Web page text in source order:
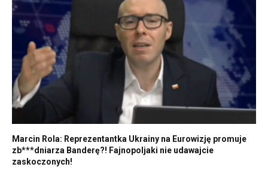
Marcin Rola: Reprezentantka Ukrainy na Eurowizję promuje
zb***dniarza Banderę?! Fajnopoljaki nie udawajcie
zaskoczonych!